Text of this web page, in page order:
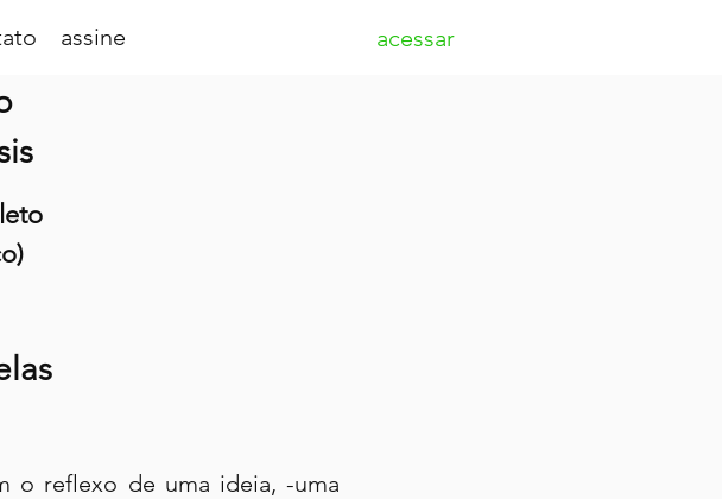
assine acessar
o reflexo de uma ideia, -uma